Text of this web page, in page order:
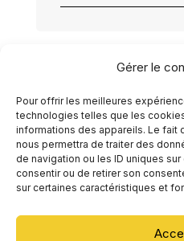
Gérer le
Pour offrir les meilleures
technologies telles que les
informations des appareils. Le fait
nous permettra de traiter des
de navigation ou les ID uniques
consentir ou de retirer son
sur certaines caractéristiques et